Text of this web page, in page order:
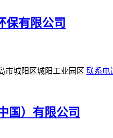
保有限公司
市城阳区城阳工业园区 联系电
国）有限公司